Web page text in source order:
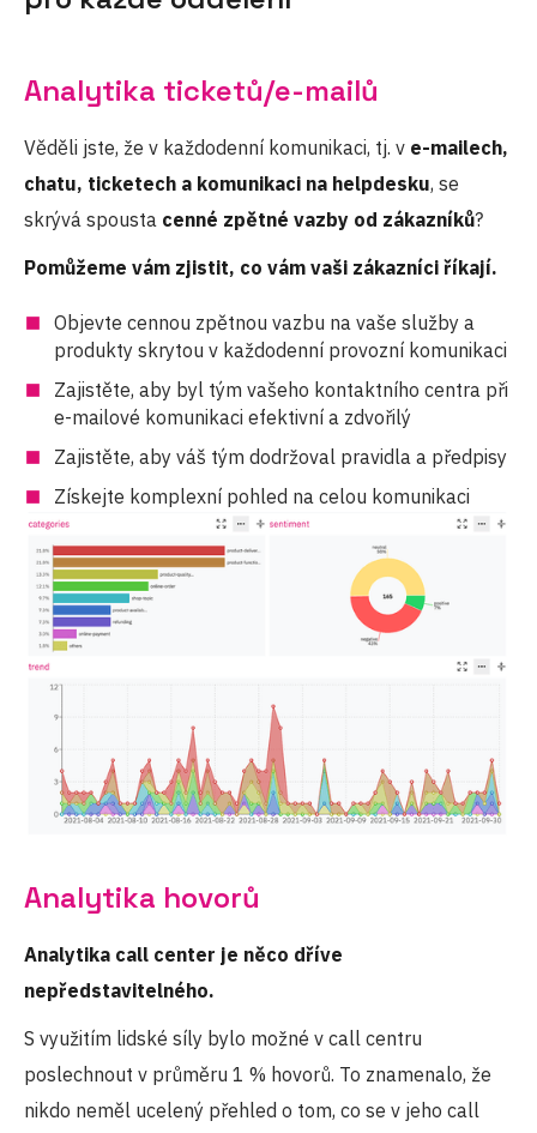
Analytika ticketů/e-mailů
Věděli jste, že v každodenní komunikaci, tj. v e-mailech,
chatu, ticketech a komunikaci na helpdesku, se
skrývá spousta cenné zpětné vazby od zákazníků?
Pomůžeme vám zjistit, co vám vaši zákazníci říkají.
Objevte cennou zpětnou vazbu na vaše služby a
produkty skrytou v každodenní provozní komunikaci
Zajistěte, aby byl tým vašeho kontaktního centra při
e-mailové komunikaci efektivní a zdvořilý
Zajistěte, aby váš tým dodržoval pravidla a předpisy
Získejte komplexní pohled na celou komunikaci
Analytika hovorů
Analytika call center je něco dříve
nepředstavitelného.
S využitím lidské síly bylo možné v call centru
poslechnout v průměru 1 % hovorů. To znamenalo, že
nikdo neměl ucelený přehled o tom, co se v jeho call